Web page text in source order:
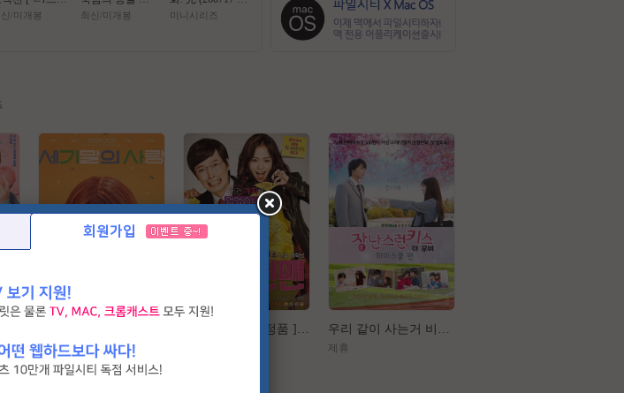
우스 ] 1080p
신/미개봉
숨 건 생존[ 데블
최신/미개봉
개) 남주혁, 노윤
미니시리즈
제휴 제휴
회원가입